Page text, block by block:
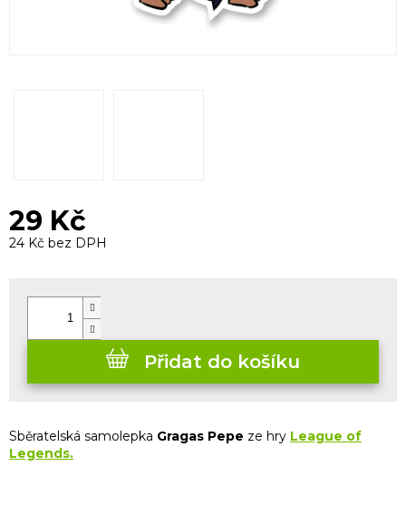
29 Kč
24 Kč bez DPH
Přidat do košíku
Sběratelská samolepka Gragas Pepe ze hry League of
Legends.